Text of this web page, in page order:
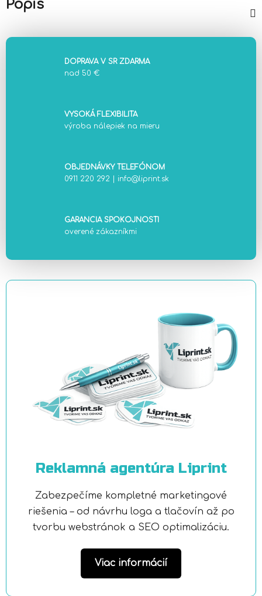
Popis
DOPRAVA V SR ZDARMA
nad 50 €
VYSOKÁ FLEXIBILITA
výroba nálepiek na mieru
OBJEDNÁVKY TELEFÓNOM
0911 220 292
info@liprint.sk
GARANCIA SPOKOJNOSTI
overené zákazníkmi
Reklamná agentúra Liprint
Zabezpečíme kompletné marketingové
riešenia – od návrhu loga a tlačovín až po
tvorbu webstránok a SEO optimalizáciu.
Viac informácií